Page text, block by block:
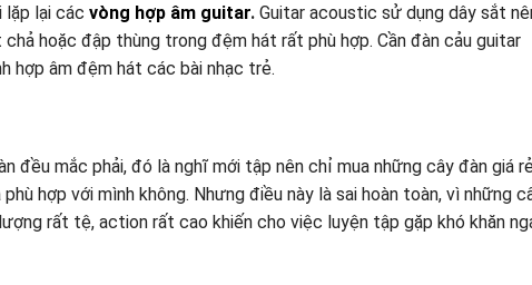
lặp lại các vòng hợp âm guitar. Guitar acoustic sử dụng dây sắt
hoặc đập thùng trong đệm hát rất phù hợp. Cần đàn cảu guitar
hợp âm đệm hát các bài nhạc trẻ.
đều mắc phải, đó là nghĩ mới tập nên chỉ mua những cây đàn giá
hợp với mình không. Nhưng điều này là sai hoàn toàn, vì những
rất tệ, action rất cao khiến cho việc luyện tập gặp khó khăn